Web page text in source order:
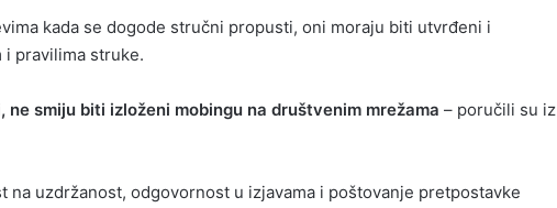
kada se dogode stručni propusti, oni moraju biti utvrđeni i
i pravilima struke.
ne smiju biti izloženi mobingu na društvenim mrežama – poručili su iz
na uzdržanost, odgovornost u izjavama i poštovanje pretpostavke